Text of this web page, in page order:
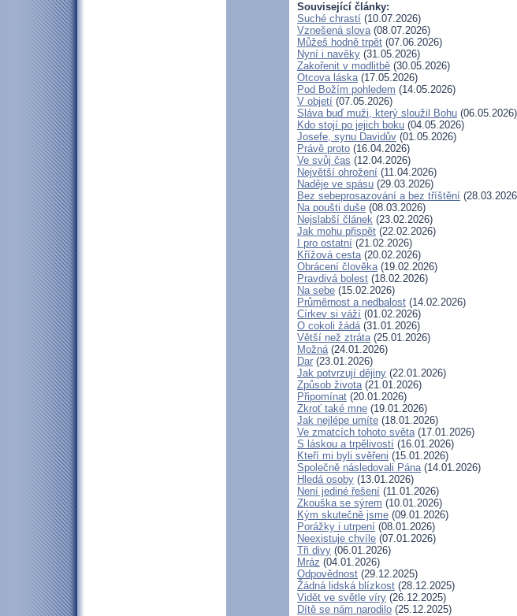
Související články:
Suché chrastí (10.07.2026)
Vznešená slova(08.07.2026)
Můžeš hodně trpět (07.06.2026)
Nyní i navěky (31.05.2026)
Zakořenit v modlitbě (30.05.2026)
Otcova láska(17.05.2026)
Pod Božím pohledem (14.05.2026)
V objetí (07.05.2026)
Sláva buď muži, který sloužil Bohu (06.05.2026)
Kdo stojí po jejich boku (04.05.2026)
Josefe, synu Davidův (01.05.2026)
Právě proto (16.04.2026)
Ve svůj čas (12.04.2026)
Největší ohrožení (11.04.2026)
Naděje ve spásu (29.03.2026)
Bez sebeprosazování a bez tříštění
Na poušti duše (08.03.2026)
Nejslabší článek (23.02.2026)
Jak mohu přispět (22.02.2026)
I pro ostatní (21.02.2026)
Křížová cesta(20.02.2026)
Obrácení člověka(19.02.2026)
Pravdivá bolest (18.02.2026)
Na sebe (15.02.2026)
Průměrnost a nedbalost (14.02.2026)
Církev si váží (01.02.2026)
O cokoli žádá(31.01.2026)
Větší než ztráta(25.01.2026)
Možná(24.01.2026)
Dar (23.01.2026)
Jak potvrzují dějiny (22.01.2026)
Způsob života(21.01.2026)
Připomínat (20.01.2026)
Zkroť také mne (19.01.2026)
Jak nejlépe umíte (18.01.2026)
Ve zmatcích tohoto světa(17.01.2026)
S láskou a trpělivostí (16.01.2026)
Kteří mi byli svěřeni (15.01.2026)
Společně následovali Pána(14.01.2026)
Hledá osoby (13.01.2026)
Není jediné řešení (11.01.2026)
Zkouška se sýrem (10.01.2026)
Kým skutečně jsme (09.01.2026)
Porážky i utrpení (08.01.2026)
Neexistuje chvíle (07.01.2026)
Tři divy (06.01.2026)
Mráz (04.01.2026)
Odpovědnost (29.12.2025)
Žádná lidská blízkost (28.12.2025)
Vidět ve světle víry (26.12.2025)
Dítě se nám narodilo (25.12.2025)